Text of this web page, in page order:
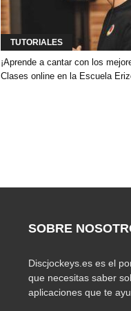
TUTORIALES
¡Aprende a cantar con los
Clases online en la Escuela
SOBRE
Discjockeys.es es el
que necesitas saber
aplicaciones que te